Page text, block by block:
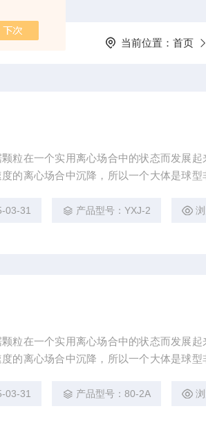
当前位置： 首页
粒在一个实用离心场合中的状态而发展
的离心场合中沉降，所以一个大体是球
的制剂中分离DNA和蛋白质，并可分离出病
03-31 产品型号：YXJ-2
粒在一个实用离心场合中的状态而发展
的离心场合中沉降，所以一个大体是球
剂中分离DNA和蛋白质，并可分离出病毒以
03-31 产品型号：80-2A